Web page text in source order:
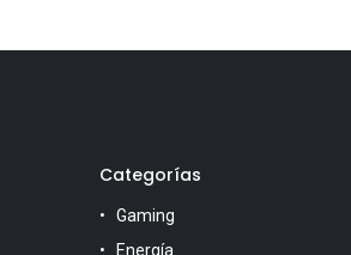
Categorías
Gaming
Energía